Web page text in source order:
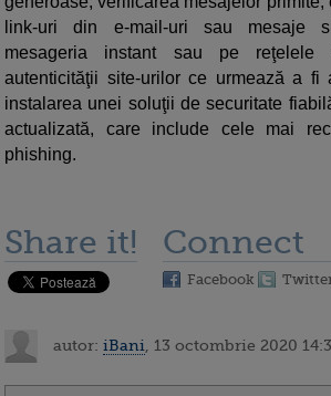
link-uri din e-mail-uri sau mesaje
mesageria instant sau pe reţelele
autenticităţii site-urilor ce urmează a fi
instalarea unei soluţii de securitate
actualizată, care include cele mai
phishing.
Share it! Connect
Facebook
autor: iBani , 13 octombrie 2020